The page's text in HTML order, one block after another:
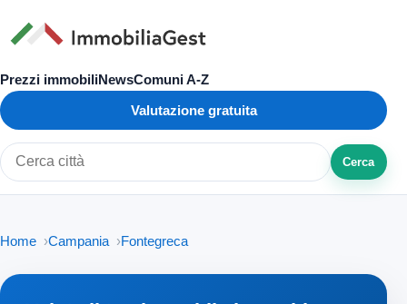
Prezzi immobiliNewsComuni A-Z
Valutazione gratuita
Cerca città o zona
Cerca
Home Campania Fontegreca